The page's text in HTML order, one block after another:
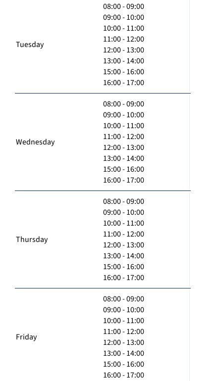
Tuesday
08:00 - 09:00
09:00 - 10:00
10:00 - 11:00
11:00 - 12:00
12:00 - 13:00
13:00 - 14:00
15:00 - 16:00
16:00 - 17:00
Wednesday
08:00 - 09:00
09:00 - 10:00
10:00 - 11:00
11:00 - 12:00
12:00 - 13:00
13:00 - 14:00
15:00 - 16:00
16:00 - 17:00
Thursday
08:00 - 09:00
09:00 - 10:00
10:00 - 11:00
11:00 - 12:00
12:00 - 13:00
13:00 - 14:00
15:00 - 16:00
16:00 - 17:00
Friday
08:00 - 09:00
09:00 - 10:00
10:00 - 11:00
11:00 - 12:00
12:00 - 13:00
13:00 - 14:00
15:00 - 16:00
16:00 - 17:00